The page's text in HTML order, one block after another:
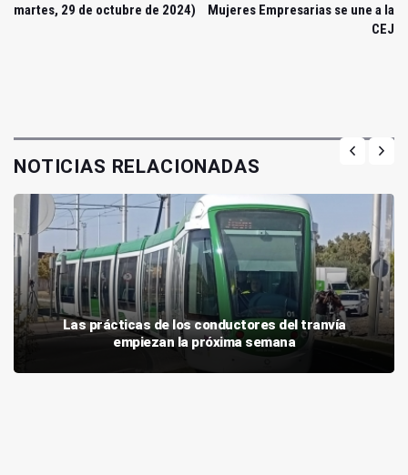
martes, 29 de octubre de 2024)
Mujeres Empresarias se une a la
CEJ
NOTICIAS RELACIONADAS
Las prácticas de los conductores del tranvía
empiezan la próxima semana